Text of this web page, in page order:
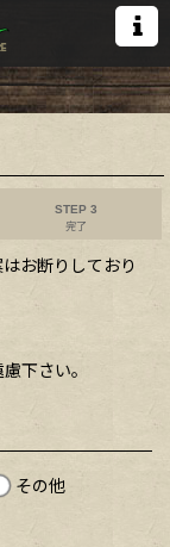
STEP 3
完了
お断りしており
下さい。
その他